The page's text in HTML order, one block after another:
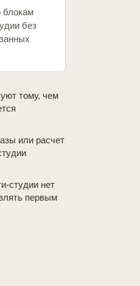
блокам
без
тому, чем
или расчет
студии нет
первым